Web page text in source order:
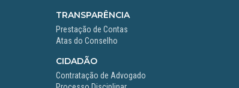
TRANSPARÊNCIA
Prestação de Contas
Atas do Conselho
CIDADÃO
Contratação de Advogado